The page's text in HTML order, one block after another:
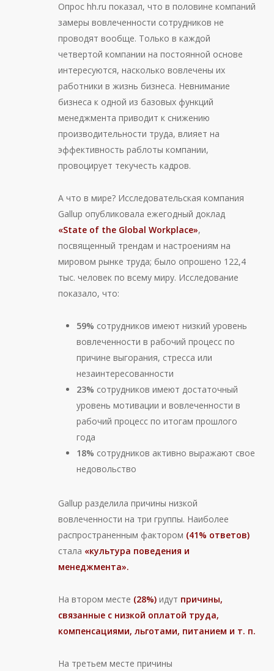
Опрос hh.ru показал, что в половине компаний
замеры вовлеченности сотрудников не
проводят вообще. Только в каждой
четвертой компании на постоянной основе
интересуются, насколько вовлечены их
работники в жизнь бизнеса. Невнимание
бизнеса к одной из базовых функций
менеджмента приводит к снижению
производительности труда, влияет на
эффективность раблоты компании,
провоцирует текучесть кадров.
А что в мире? Исследовательская компания
Gallup опубликовала ежегодный доклад
«State of the Global Workplace»,
посвященный трендам и настроениям на
мировом рынке труда; было опрошено 122,4
тыс. человек по всему миру. Исследование
показало, что:
59% сотрудников имеют низкий уровень
вовлеченности в рабочий процесс по
причине выгорания, стресса или
незаинтересованности
23% сотрудников имеют достаточный
уровень мотивации и вовлеченности в
рабочий процесс по итогам прошлого
года
18% сотрудников активно выражают свое
недовольство
Gallup разделила причины низкой
вовлеченности на три группы. Наиболее
распространенным фактором (41% ответов)
стала «культура поведения и
менеджмента».
На втором месте (28%) идут причины,
связанные с низкой оплатой труда,
компенсациями, льготами, питанием и т. п.
На третьем месте причины